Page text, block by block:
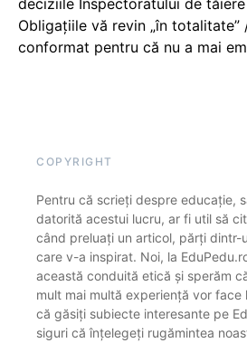
deciziile Inspectoratului de
Obligațiile vă revin „în totalitate”
conformat pentru că nu a mai
COPYRIGHT
Pentru că scrieți despre educație,
datorită acestui lucru, ar fi util să
când preluați un articol, părți dintr-
care v-a inspirat. Noi, la
această conduită etică și sperăm
mult mai multă experiență vor face
că găsiți subiecte interesante pe
siguri că înțelegeți rugămintea